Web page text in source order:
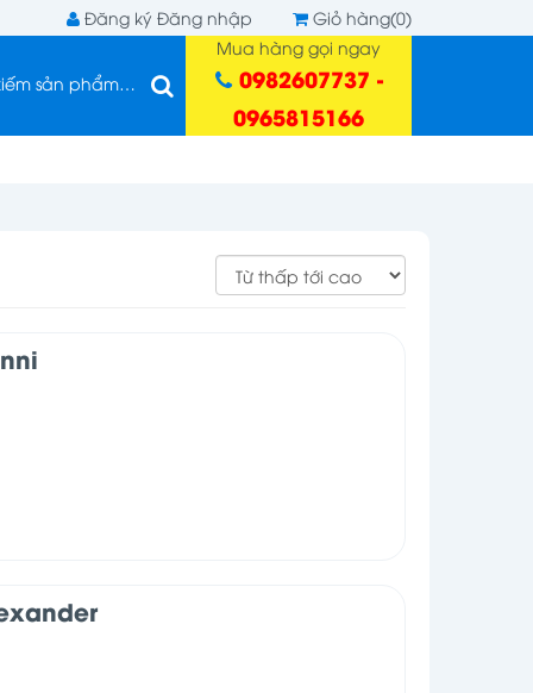
Đăng ký Đăng nhập
Giỏ hàng(0)
Mua hàng gọi ngay
0982607737 -
0965815166